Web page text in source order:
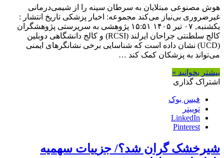
هوش مصنوعی مبتلایان به سرطان سینه را از شیمی‌درمانی
غیرضروری بی‌نیاز می‌کند مجموعه: اخبار پزشکی تاریخ انتشار :
یکشنبه, ۰۷ تیر ۱۴۰۵ ۱۵:۵۱ پژوهشی به سرپرستی پژوهشگران
کالج سلطنتی جراحان ایرلند (RCSI) و کالج دانشگاهی دوبلین
(UCD) نشان داده است که شناسایی برخی نشانگرهای ایمنی
می‌تواند به پزشکان کمک کند …
بیشتر بخوانید »
اشتراک گذاری
فیس بوک
توییتر
LinkedIn
Pinterest
شیرخشک گران شد؟/ جزییات سهمیه